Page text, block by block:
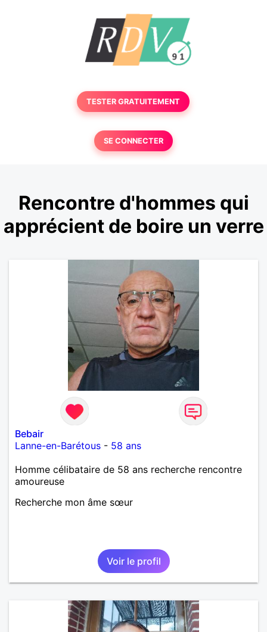
TESTER GRATUITEMENT
SE CONNECTER
Rencontre d'hommes qui
apprécient de boire un verre
Bebair
Lanne-en-Barétous - 58 ans
Homme célibataire de 58 ans recherche rencontre
amoureuse
Recherche mon âme sœur
Voir le profil